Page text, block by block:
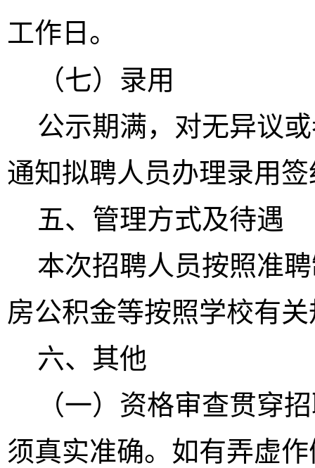
工作日。
（七） 录用
公示期满，对无异议
通知拟聘人员办理录用
五、管理方式及待遇
本次招聘人员按照准
房公积金等按照学校有
六、其他
（一）资格审查贯穿
须真实准确。如有弄虚